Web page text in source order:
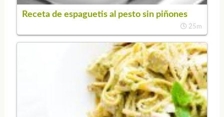
Receta de espaguetis al pesto sin piñones
25m